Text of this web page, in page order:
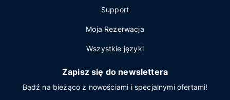
Support
Moja Rezerwacja
Wszystkie języki
Zapisz się do newslettera
Bądź na bieżąco z nowościami i specjalnymi ofertami!